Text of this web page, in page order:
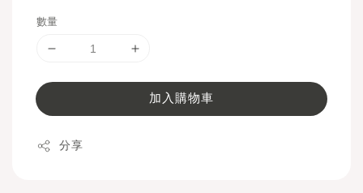
數量
加入購物車
分享